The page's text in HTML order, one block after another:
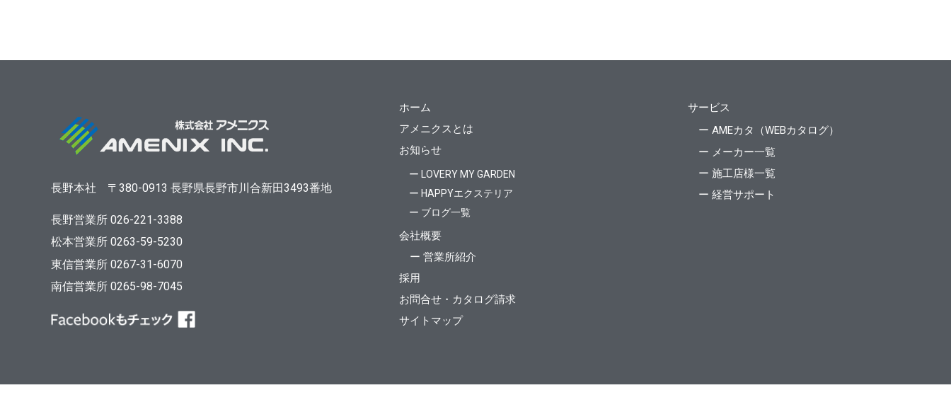
長野本社 〒380-0913 長野県長野市川合新田3493番地
長野営業所 026-221-3388
松本営業所 0263-59-5230
東信営業所 0267-31-6070
南信営業所 0265-98-7045
ホーム
アメニクスとは
お知らせ
ー LOVERY MY GARDEN
ー HAPPYエクステリア
ー ブログ一覧
会社概要
ー 営業所紹介
採用
お問合せ・カタログ請求
サイトマップ
サービス
ー AMEカタ（WEBカタログ）
ー メーカー一覧
ー 施工店様一覧
ー 経営サポート